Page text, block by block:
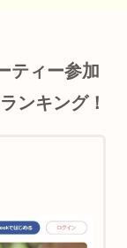
ティー参加
ンキング！